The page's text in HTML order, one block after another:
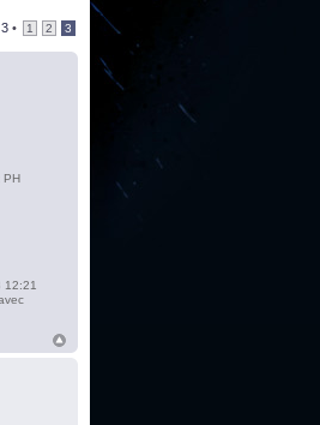
3 • 1 2 3
PH
12:21